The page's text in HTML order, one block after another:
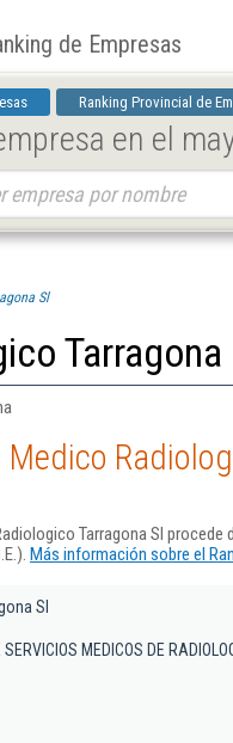
de Empresas
Ranking Provincial de
en el
Sl
Tarragona
Tarragona Sl procede
Más información sobre el
Sl
MEDICOS DE